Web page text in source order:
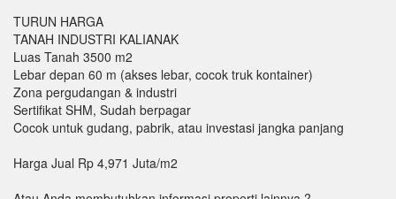
TURUN HARGA
TANAH INDUSTRI KALIANAK
Luas Tanah 3500 m2
Lebar depan 60 m (akses lebar, cocok truk kontainer)
Zona pergudangan & industri
Sertifikat SHM, Sudah berpagar
Cocok untuk gudang, pabrik, atau investasi jangka panjang
Harga Jual Rp 4,971 Juta/m2